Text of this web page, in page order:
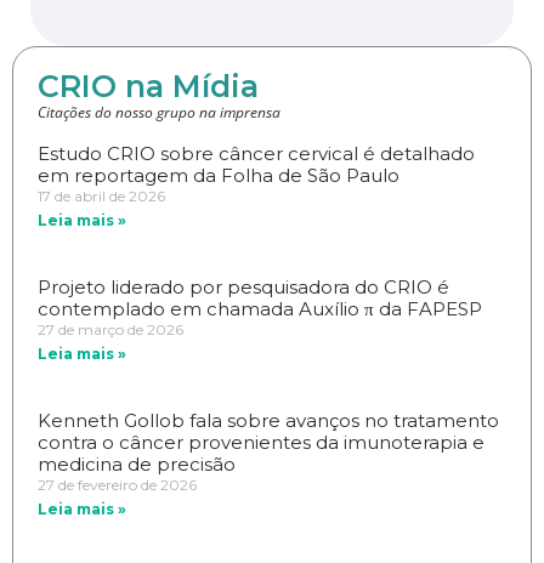
CRIO na Mídia
Citações do nosso grupo na imprensa
Estudo CRIO sobre câncer cervical é detalhado
em reportagem da Folha de São Paulo
17 de abril de 2026
Leia mais »
Projeto liderado por pesquisadora do CRIO é
contemplado em chamada Auxílio π da FAPESP
27 de março de 2026
Leia mais »
Kenneth Gollob fala sobre avanços no tratamento
contra o câncer provenientes da imunoterapia e
medicina de precisão
27 de fevereiro de 2026
Leia mais »